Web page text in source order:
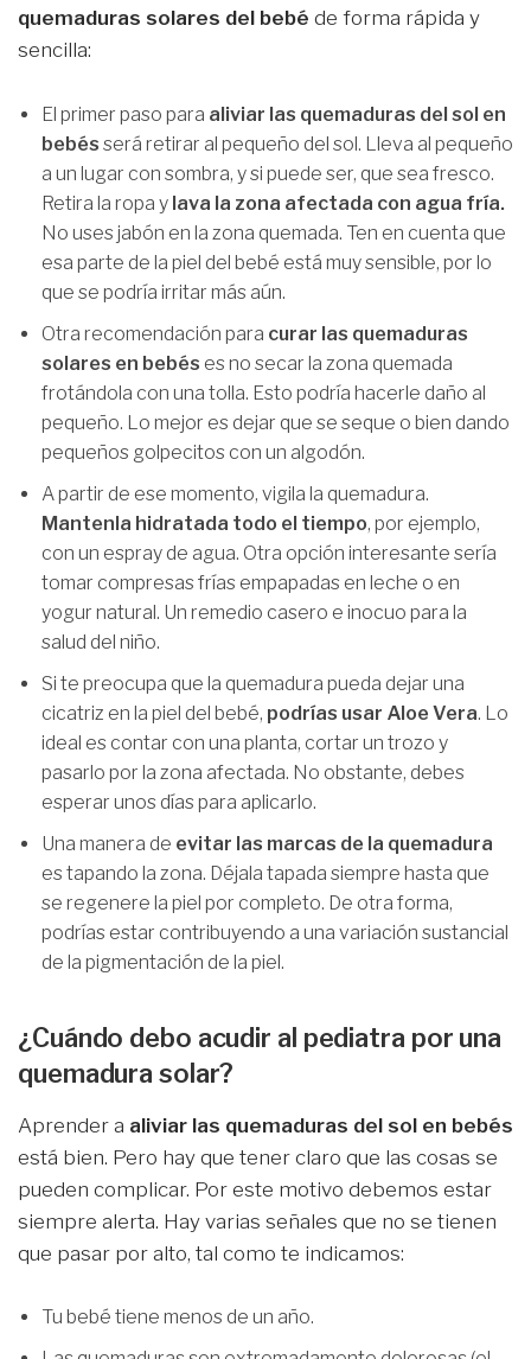
quemaduras solares del bebé de forma rápida y
sencilla:
El primer paso para aliviar las quemaduras del sol en
bebés será retirar al pequeño del sol. Lleva al pequeño
a un lugar con sombra, y si puede ser, que sea fresco.
Retira la ropa y lava la zona afectada con agua fría.
No uses jabón en la zona quemada. Ten en cuenta que
esa parte de la piel del bebé está muy sensible, por lo
que se podría irritar más aún.
Otra recomendación para curar las quemaduras
solares en bebés es no secar la zona quemada
frotándola con una tolla. Esto podría hacerle daño al
pequeño. Lo mejor es dejar que se seque o bien dando
pequeños golpecitos con un algodón.
A partir de ese momento, vigila la quemadura.
Mantenla hidratada todo el tiempo, por ejemplo,
con un espray de agua. Otra opción interesante sería
tomar compresas frías empapadas en leche o en
yogur natural. Un remedio casero e inocuo para la
salud del niño.
Si te preocupa que la quemadura pueda dejar una
cicatriz en la piel del bebé, podrías usar Aloe Vera. Lo
ideal es contar con una planta, cortar un trozo y
pasarlo por la zona afectada. No obstante, debes
esperar unos días para aplicarlo.
Una manera de evitar las marcas de la quemadura
es tapando la zona. Déjala tapada siempre hasta que
se regenere la piel por completo. De otra forma,
podrías estar contribuyendo a una variación sustancial
de la pigmentación de la piel.
¿Cuándo debo acudir al pediatra por una
quemadura solar?
Aprender a aliviar las quemaduras del sol en bebés
está bien. Pero hay que tener claro que las cosas se
pueden complicar. Por este motivo debemos estar
siempre alerta. Hay varias señales que no se tienen
que pasar por alto, tal como te indicamos:
Tu bebé tiene menos de un año.